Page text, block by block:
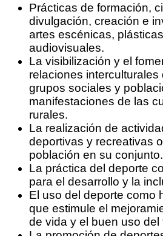
Prácticas de formación,
divulgación, creación e
artes escénicas,
audiovisuales.
La visibilización y el
relaciones interculturales
grupos sociales y
manifestaciones de las
rurales.
La realización de
deportivas y recreativas
población en su conjunto.
La práctica del deporte
para el desarrollo y la
El uso del deporte como
que estimule el
de vida y el buen uso del